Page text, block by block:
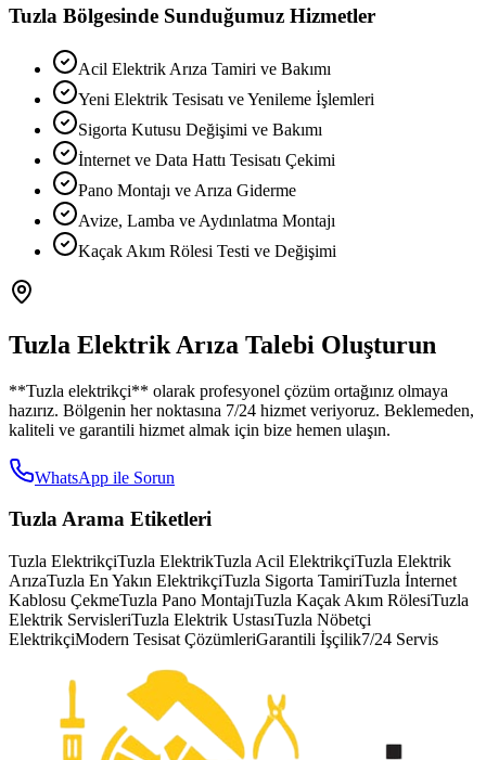
Tuzla Bölgesinde Sunduğumuz Hizmetler
Acil Elektrik Arıza Tamiri ve Bakımı
Yeni Elektrik Tesisatı ve Yenileme İşlemleri
Sigorta Kutusu Değişimi ve Bakımı
İnternet ve Data Hattı Tesisatı Çekimi
Pano Montajı ve Arıza Giderme
Avize, Lamba ve Aydınlatma Montajı
Kaçak Akım Rölesi Testi ve Değişimi
Tuzla Elektrik Arıza Talebi Oluşturun
**Tuzla elektrikçi** olarak profesyonel çözüm ortağınız olmaya
hazırız. Bölgenin her noktasına 7/24 hizmet veriyoruz. Beklemeden,
kaliteli ve garantili hizmet almak için bize hemen ulaşın.
WhatsApp ile Sorun
TuzlaArama Etiketleri
Tuzla ElektrikçiTuzla ElektrikTuzla Acil ElektrikçiTuzla Elektrik
ArızaTuzla En Yakın ElektrikçiTuzla Sigorta TamiriTuzla İnternet
Kablosu ÇekmeTuzla Pano MontajıTuzla Kaçak Akım RölesiTuzla
Elektrik ServisleriTuzla Elektrik UstasıTuzla Nöbetçi
ElektrikçiModern Tesisat ÇözümleriGarantili İşçilik7/24 Servis